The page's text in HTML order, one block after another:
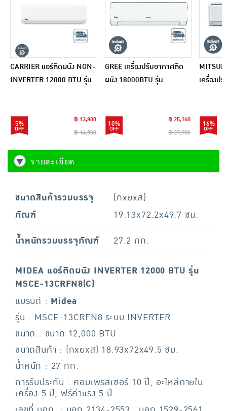
CARRIER แอร์ติดผนัง NON-
INVERTER 12000 BTU รุ่น
5%
฿ 13,800
฿ 14,500
GREE เครื่องปรับอากาศติด
ผนัง 18000BTU รุ่น
10%
฿ 25,160
฿ 27,900
เครื่องป
16%
รายละเอียด
ขนาดสินค้ารวมบรรจุ
ภัณฑ์
(กxยxส)
19.13x72.2x49.7 ซม.
น้ำหนักรวมบรรจุภัณฑ์
27.2 กก.
MIDEA แอร์ติดผนัง INVERTER 12000 BTU รุ่น
MSCE-13CRFN8(C)
แบรนด์ : Midea
รุ่น : MSCE-13CRFN8 ระบบ INVERTER
ขนาด : ขนาด 12,000 BTU
ขนาดสินค้า : (กxยxส) 18.93x72x49.5 ซม.
น้ำหนัก : 27 กก.
การรับประกัน : คอมเพรสเซอร์ 10 ปี, อะไหล่ภายใน
เครื่อง 5 ปี, ฟรีค่าแรง 5 ปี